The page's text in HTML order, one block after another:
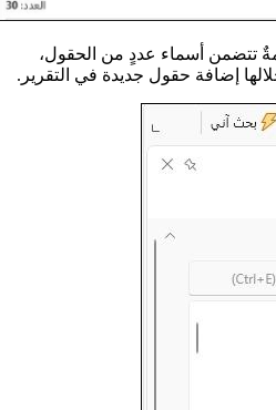
تتضمن أسماء عددٍ من الحقول،
إضافة حقول جديدة في التقرير.